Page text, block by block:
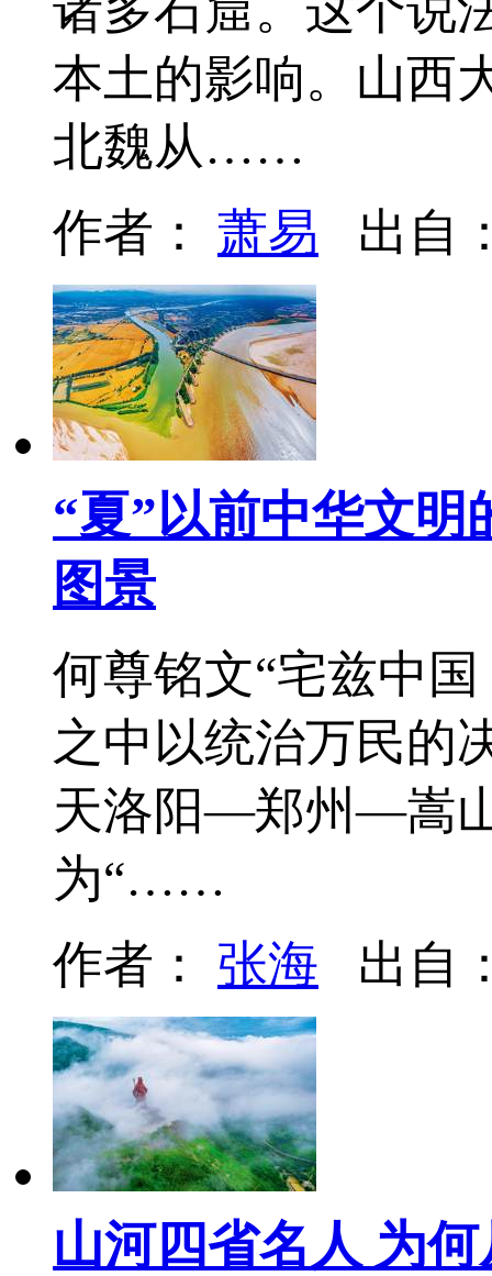
本土的影响。山
北魏从……
作者： 萧易 出自
“夏”以前中华文
图景
何尊铭文“宅兹中
之中以统治万民的
天洛阳—郑州—嵩
为“……
作者： 张海 出自
山河四省名人 为